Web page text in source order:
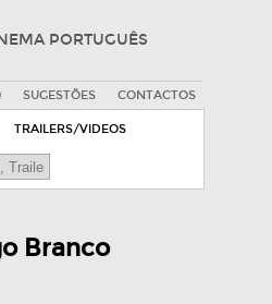
PORTUGUÊS
SUGESTÕES CONTACTOS
TRAILERS/VIDEOS
Branco